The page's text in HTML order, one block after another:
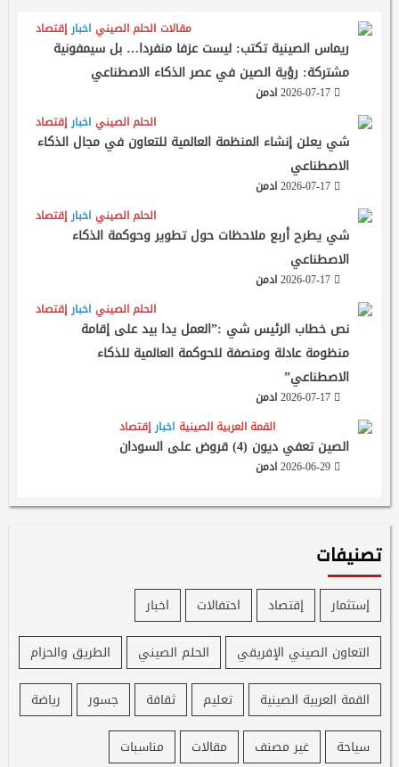
إقتصاد اخبار الحلم الصيني مقالات
ريماس الصينية تكتب: ليست عزفا منفردا… بل سيمفونية
مشتركة: رؤية الصين في عصر الذكاء الاصطناعي
ادمن
إقتصاد اخبار الحلم الصيني
شي يعلن إنشاء المنظمة العالمية للتعاون في مجال الذكاء
الاصطناعي
ادمن
إقتصاد اخبار الحلم الصيني
شي يطرح أربع ملاحظات حول تطوير وحوكمة الذكاء
الاصطناعي
ادمن
إقتصاد اخبار الحلم الصيني
نص خطاب الرئيس شي :”العمل يدا بيد على إقامة
منظومة عادلة ومنصفة للحوكمة العالمية للذكاء
الاصطناعي”
ادمن
إقتصاد اخبار القمة العربية الصينية
الصين تعفي ديون (4) قروض على السودان
ادمن
تصنيفات
إستثمار إقتصاد احتفالات
اخبار
التعاون الصيني الإفريقي
الحلم الصيني
الطريق والحزام
القمة العربية الصينية
تعليم ثقافة جسور
رياضة
سياحة
غير مصنف مقالات مناسبات